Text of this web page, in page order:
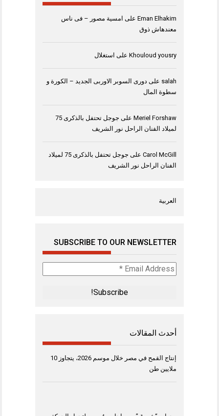
Eman Elhakim على امسية مصور – فى ناس
معندهاش ذوق
Khouloud yousry على استغلال
salah على دورى السوبر الاوربى الجديد – الكورة و
سطوة المال
Meriel Forshaw على
جوجل تحتفل بالذكرى 75
لميلاد الفنان الراحل نور الشريف
Carol McGill على
جوجل تحتفل بالذكرى 75 لميلاد
الفنان الراحل نور الشريف
العربية
SUBSCRIBE TO OUR NEWSLETTER
Email
Address
أحدث المقالات
إنتاج القمح في مصر خلال موسم 2026، يتجاوز 10
ملايين طن